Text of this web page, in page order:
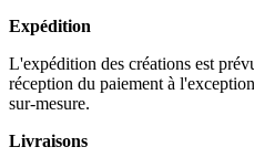
Expédition
L'expédition des créations est
réception du paiement à
sur-mesure.
Livraisons